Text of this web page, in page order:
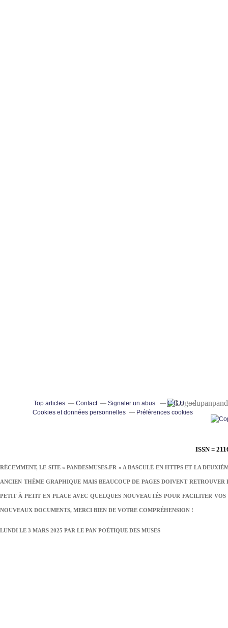
ISSN =
RÉCEMMENT, LE SITE « PANDESMUSES.FR » A BASCULÉ EN HTTPS ET LA
ANCIEN THÈME GRAPHIQUE MAIS BEAUCOUP DE PAGES DOIVENT
PETIT À PETIT EN PLACE AVEC QUELQUES NOUVEAUTÉS POUR FACILITER
NOUVEAUX DOCUMENTS, MERCI BIEN DE VOTRE COMPRÉHENSION !
LUNDI LE 3 MARS 2025 PAR LE PAN POÉTIQUE DES MUSES
Top articles Contact Signaler un abus
C.G.U.
Cookies et données personnelles
Préférences cookies